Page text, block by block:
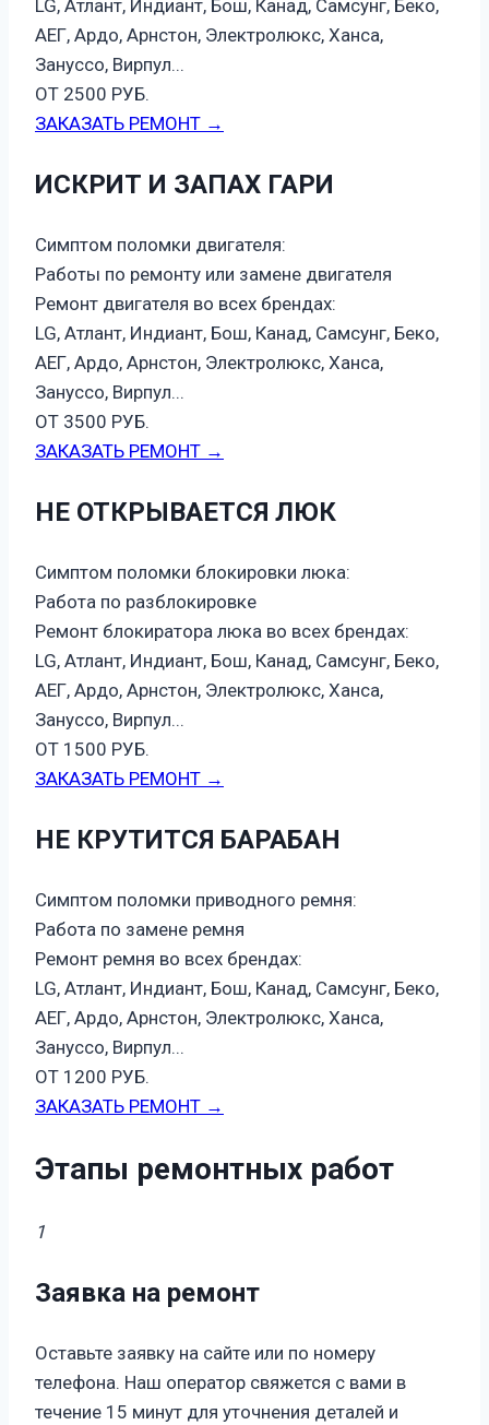
LG, Атлант, Индиант, Бош, Канад, Самсунг, Беко,
АЕГ, Ардо, Арнстон, Электролюкс, Ханса,
Зануссо, Вирпул...
ОТ 2500 РУБ.
ЗАКАЗАТЬ РЕМОНТ →
ИСКРИТ И ЗАПАХ ГАРИ
Симптом поломки двигателя:
Работы по ремонту или замене двигателя
Ремонт двигателя во всех брендах:
LG, Атлант, Индиант, Бош, Канад, Самсунг, Беко,
АЕГ, Ардо, Арнстон, Электролюкс, Ханса,
Зануссо, Вирпул...
ОТ 3500 РУБ.
ЗАКАЗАТЬ РЕМОНТ →
НЕ ОТКРЫВАЕТСЯ ЛЮК
Симптом поломки блокировки люка:
Работа по разблокировке
Ремонт блокиратора люка во всех брендах:
LG, Атлант, Индиант, Бош, Канад, Самсунг, Беко,
АЕГ, Ардо, Арнстон, Электролюкс, Ханса,
Зануссо, Вирпул...
ОТ 1500 РУБ.
ЗАКАЗАТЬ РЕМОНТ →
НЕ КРУТИТСЯ БАРАБАН
Симптом поломки приводного ремня:
Работа по замене ремня
Ремонт ремня во всех брендах:
LG, Атлант, Индиант, Бош, Канад, Самсунг, Беко,
АЕГ, Ардо, Арнстон, Электролюкс, Ханса,
Зануссо, Вирпул...
ОТ 1200 РУБ.
ЗАКАЗАТЬ РЕМОНТ →
Этапы ремонтных работ
1
Заявка на ремонт
Оставьте заявку на сайте или по номеру
телефона. Наш оператор свяжется с вами в
течение 15 минут для уточнения деталей и